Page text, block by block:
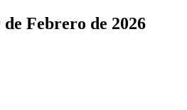
Febrero de 2026